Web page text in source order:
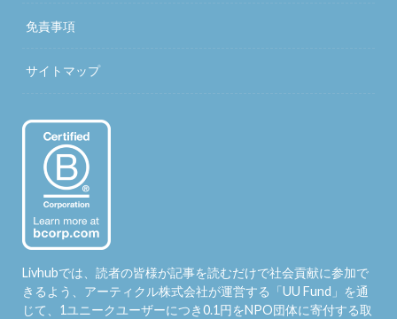
免責事項
サイトマップ
Livhubでは、読者の皆様が記事を読むだけで社会貢献に参加で
きるよう、アーティクル株式会社が運営する「UU Fund 」を通
じて、1ユニークユーザーにつき0.1円をNPO団体に寄付する取